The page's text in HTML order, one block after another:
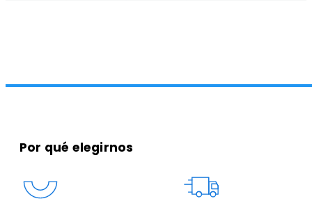
Por qué elegirnos